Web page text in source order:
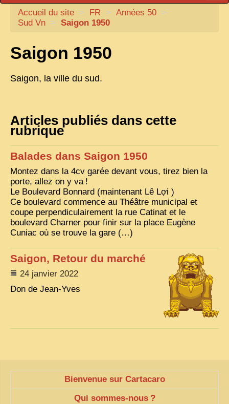
CARTACARO
PHOTOGRAPHES, EDITEURS
TONKIN
1908, RÉVOLTE
COCHINCHINE
LES ETHNIES
LAOS
CAMBODGE
REMARQUABLES
ALBUMS DE FAMILLE
INDOCHINE HISTORIQUE
Accueil du site > FR > Années 50 >
Sud Vn > Saigon 1950
Saigon 1950
Saigon, la ville du sud.
Articles publiés dans cette
rubrique
Balades dans Saigon 1950
Montez dans la 4cv garée devant vous, tirez bien la
porte, allez on y va !
Le Boulevard Bonnard (maintenant Lê Lợi )
Ce boulevard commence au Théâtre municipal et
coupe perpendiculairement la rue Catinat et le
boulevard Charner pour finir sur la place Eugène
Cuniac où se trouve la gare (…)
Saigon, Retour du marché
24 janvier 2022
Don de Jean-Yves
Bienvenue sur Cartacaro
Qui sommes-nous ?